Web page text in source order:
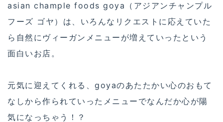
asian chample foods goya（アジアンチャンプル
フーズ ゴヤ）は、いろんなリクエストに応えていた
ら自然にヴィーガンメニューが増えていったという
面白いお店。
元気に迎えてくれる、goyaのあたたかい心のおもて
なしから作られていったメニューでなんだか心が陽
気になっちゃう！？